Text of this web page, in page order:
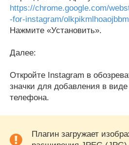
https://chrome.google.com/
-for-instagram/
Нажмите «Установить».
Далее:
Откройте Instagram в
значки для добавления в
телефона.
Плагин загружает